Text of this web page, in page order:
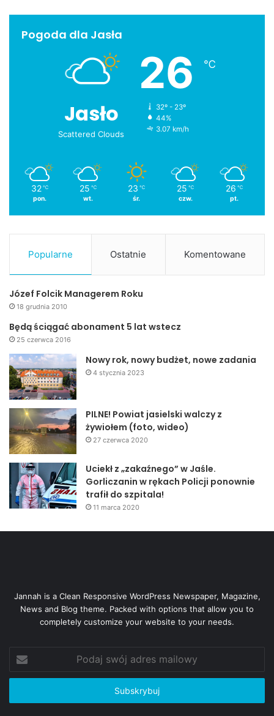
Pogoda dla Jasła
Jasło
Scattered Clouds
26 ℃
32º - 23º
44%
3.07 km/h
32 ℃
pon.
25 ℃
wt.
23 ℃
śr.
25 ℃
czw.
26 ℃
pt.
Popularne Ostatnie Komentowane
Józef Folcik Managerem Roku
18 grudnia 2010
Będą ściągać abonament 5 lat wstecz
25 czerwca 2016
Nowy rok, nowy budżet, nowe zadania
4 stycznia 2023
PILNE! Powiat jasielski walczy z
żywiołem (foto, wideo)
27 czerwca 2020
Uciekł z „zakaźnego” w Jaśle.
Gorliczanin w rękach Policji ponownie
trafił do szpitala!
11 marca 2020
Jannah is a Clean Responsive WordPress Newspaper, Magazine,
News and Blog theme. Packed with options that allow you to
completely customize your website to your needs.
swój
adres